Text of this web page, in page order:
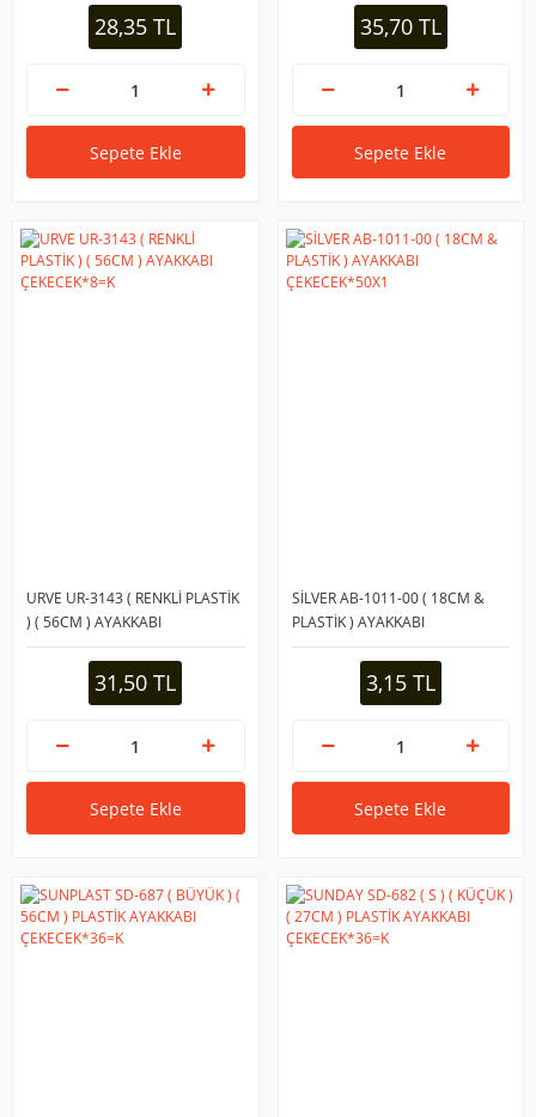
28,35 TL
Sepete Ekle
35,70 TL
Sepete Ekle
URVE UR-3143 ( RENKLİ PLASTİK
) ( 56CM ) AYAKKABI
ÇEKECEK*8=K
31,50 TL
Sepete Ekle
SİLVER AB-1011-00 ( 18CM &
PLASTİK ) AYAKKABI
ÇEKECEK*50X1
3,15 TL
Sepete Ekle